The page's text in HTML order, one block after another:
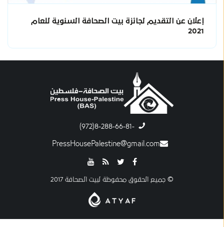
إعلان عن التقديم لجائزة بيت الصحافة السنوية للعام
2021
-8-288-66-81(972)
PressHousePalestine@gmail.com
© جميع الحقوق محفوظة لبيت الصحافة 2017